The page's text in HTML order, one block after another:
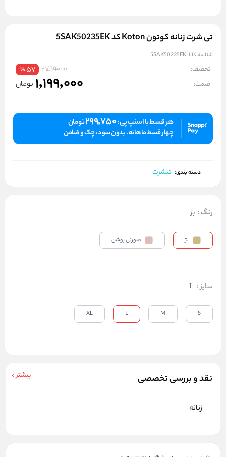
تی شرت زنانه کوتون Koton کد 5SAK50235EK
شناسه کالا:5SAK50235EK
تخفیف: 2799000
57
%
قیمت: 1,199,000 تومان
هر قسط با اسنپ پی :299,750تومان
چهار قسط ماهانه . بدون سود ، چک و ضامن
دسته بندی: تیشرت
نقد و بررسی تخصصی بیشتر
زنانه
رنگ: بژ
بژ صورتی روشن
سایز:
L
S
M
L
XL